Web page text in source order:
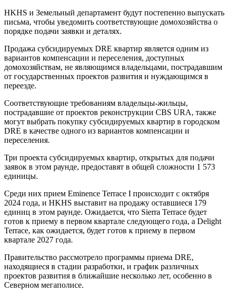
HKHS и Земельный департамент будут постепенно выпускать
письма, чтобы уведомить соответствующие домохозяйства о
порядке подачи заявки и деталях.
Продажа субсидируемых DRE квартир является одним из
вариантов компенсации и переселения, доступных
домохозяйствам, не являющимся владельцами, пострадавшим
от государственных проектов развития и нуждающимся в
переезде.
Соответствующие требованиям владельцы-жильцы,
пострадавшие от проектов реконструкции CBS URA, также
могут выбрать покупку субсидируемых квартир в городском
DRE в качестве одного из вариантов компенсации и
переселения.
Три проекта субсидируемых квартир, открытых для подачи
заявок в этом раунде, предоставят в общей сложности 1 573
единицы.
Среди них прием Eminence Terrace I происходит с октября
2024 года, и HKHS выставит на продажу оставшиеся 179
единиц в этом раунде. Ожидается, что Sierra Terrace будет
готов к приему в первом квартале следующего года, а Delight
Terrace, как ожидается, будет готов к приему в первом
квартале 2027 года.
Правительство рассмотрело программы приема DRE,
находящиеся в стадии разработки, и график различных
проектов развития в ближайшие несколько лет, особенно в
Северном мегаполисе.